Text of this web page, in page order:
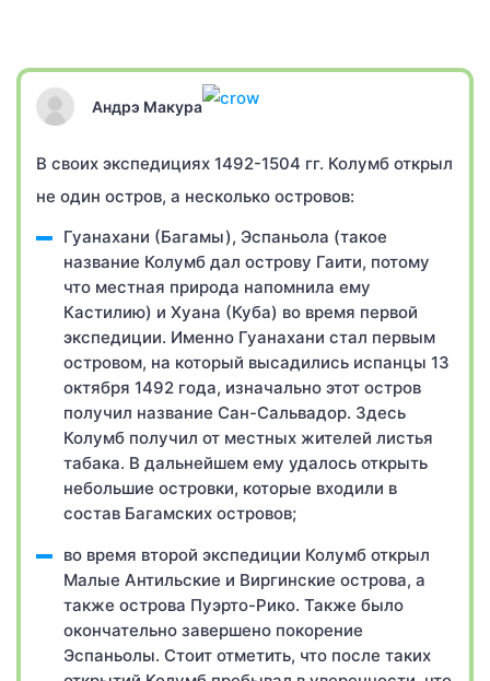
Андрэ Макура
В своих экспедициях 1492-1504 гг. Колумб открыл
не один остров, а несколько островов:
Гуанахани (Багамы), Эспаньола (такое
название Колумб дал острову Гаити, потому
что местная природа напомнила ему
Кастилию) и Хуана (Куба) во время первой
экспедиции. Именно Гуанахани стал первым
островом, на который высадились испанцы 13
октября 1492 года, изначально этот остров
получил название Сан-Сальвадор. Здесь
Колумб получил от местных жителей листья
табака. В дальнейшем ему удалось открыть
небольшие островки, которые входили в
состав Багамских островов;
во время второй экспедиции Колумб открыл
Малые Антильские и Виргинские острова, а
также острова Пуэрто-Рико. Также было
окончательно завершено покорение
Эспаньолы. Стоит отметить, что после таких